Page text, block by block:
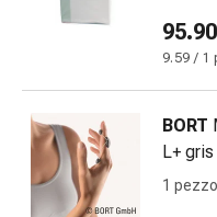
Acne
naturali
95.90
9.59 / 1
BORT
L+
1